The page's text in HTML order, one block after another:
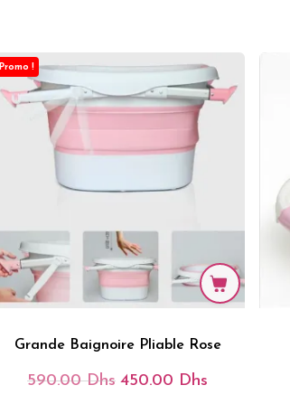
Promo !
Grande Baignoire Pliable Rose
590.00Dhs Le
450.00 Dhs